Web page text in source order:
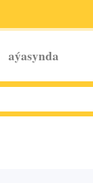
aýasynda